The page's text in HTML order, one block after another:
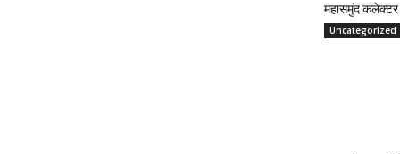
महासमुंद कलेक्टर
Uncategorized